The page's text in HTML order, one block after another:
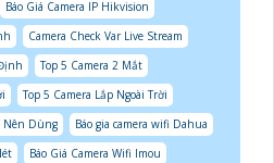
Báo Giá Camera IP Hikvision
Camera Check Var Live Stream
Top 5 Camera 2 Mắt
Top 5 Camera Lắp Ngoài Trời
Nên Dùng
Báo gia camera wifi Dahua
Báo Giá Camera Wifi Imou